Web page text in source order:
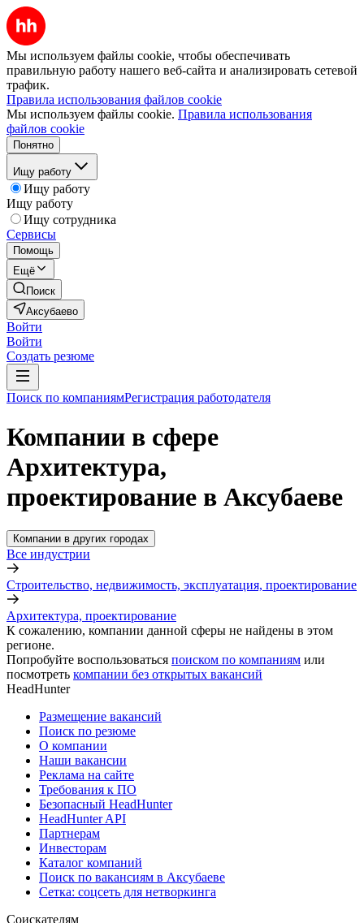
Мы используем файлы cookie, чтобы обеспечивать
правильную работу нашего веб-сайта и анализировать сетевой
трафик.
Правила использования файлов cookie
Мы используем файлы cookie. Правила использования
файлов cookie
Понятно
Ищу работу
Ищу работу
Ищу работу
Ищу сотрудника
Сервисы
Помощь
Ещё
Поиск
Аксубаево
Войти
Войти
Создать резюме
Поиск по компаниямРегистрация работодателя
Компании в сфере
Архитектура,
проектирование в Аксубаеве
Компании в других городах
Все индустрии
Строительство, недвижимость, эксплуатация, проектирование
Архитектура, проектирование
К сожалению, компании данной сферы не найдены в этом
регионе.
Попробуйте воспользоваться поиском по компаниям или
посмотреть компании без открытых вакансий
HeadHunter
Размещение вакансий
Поиск по резюме
О компании
Наши вакансии
Реклама на сайте
Требования к ПО
Безопасный HeadHunter
HeadHunter API
Партнерам
Инвесторам
Каталог компаний
Поиск по вакансиям в Аксубаеве
Сетка: соцсеть для нетворкинга
Соискателям